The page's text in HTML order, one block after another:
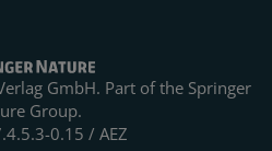
GmbH. Part of the Springer
Group.
0.15 / AEZ